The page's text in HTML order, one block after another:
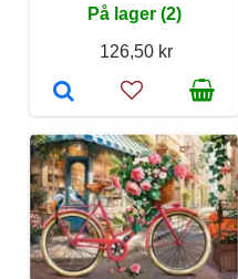
På lager (2)
126,50 kr